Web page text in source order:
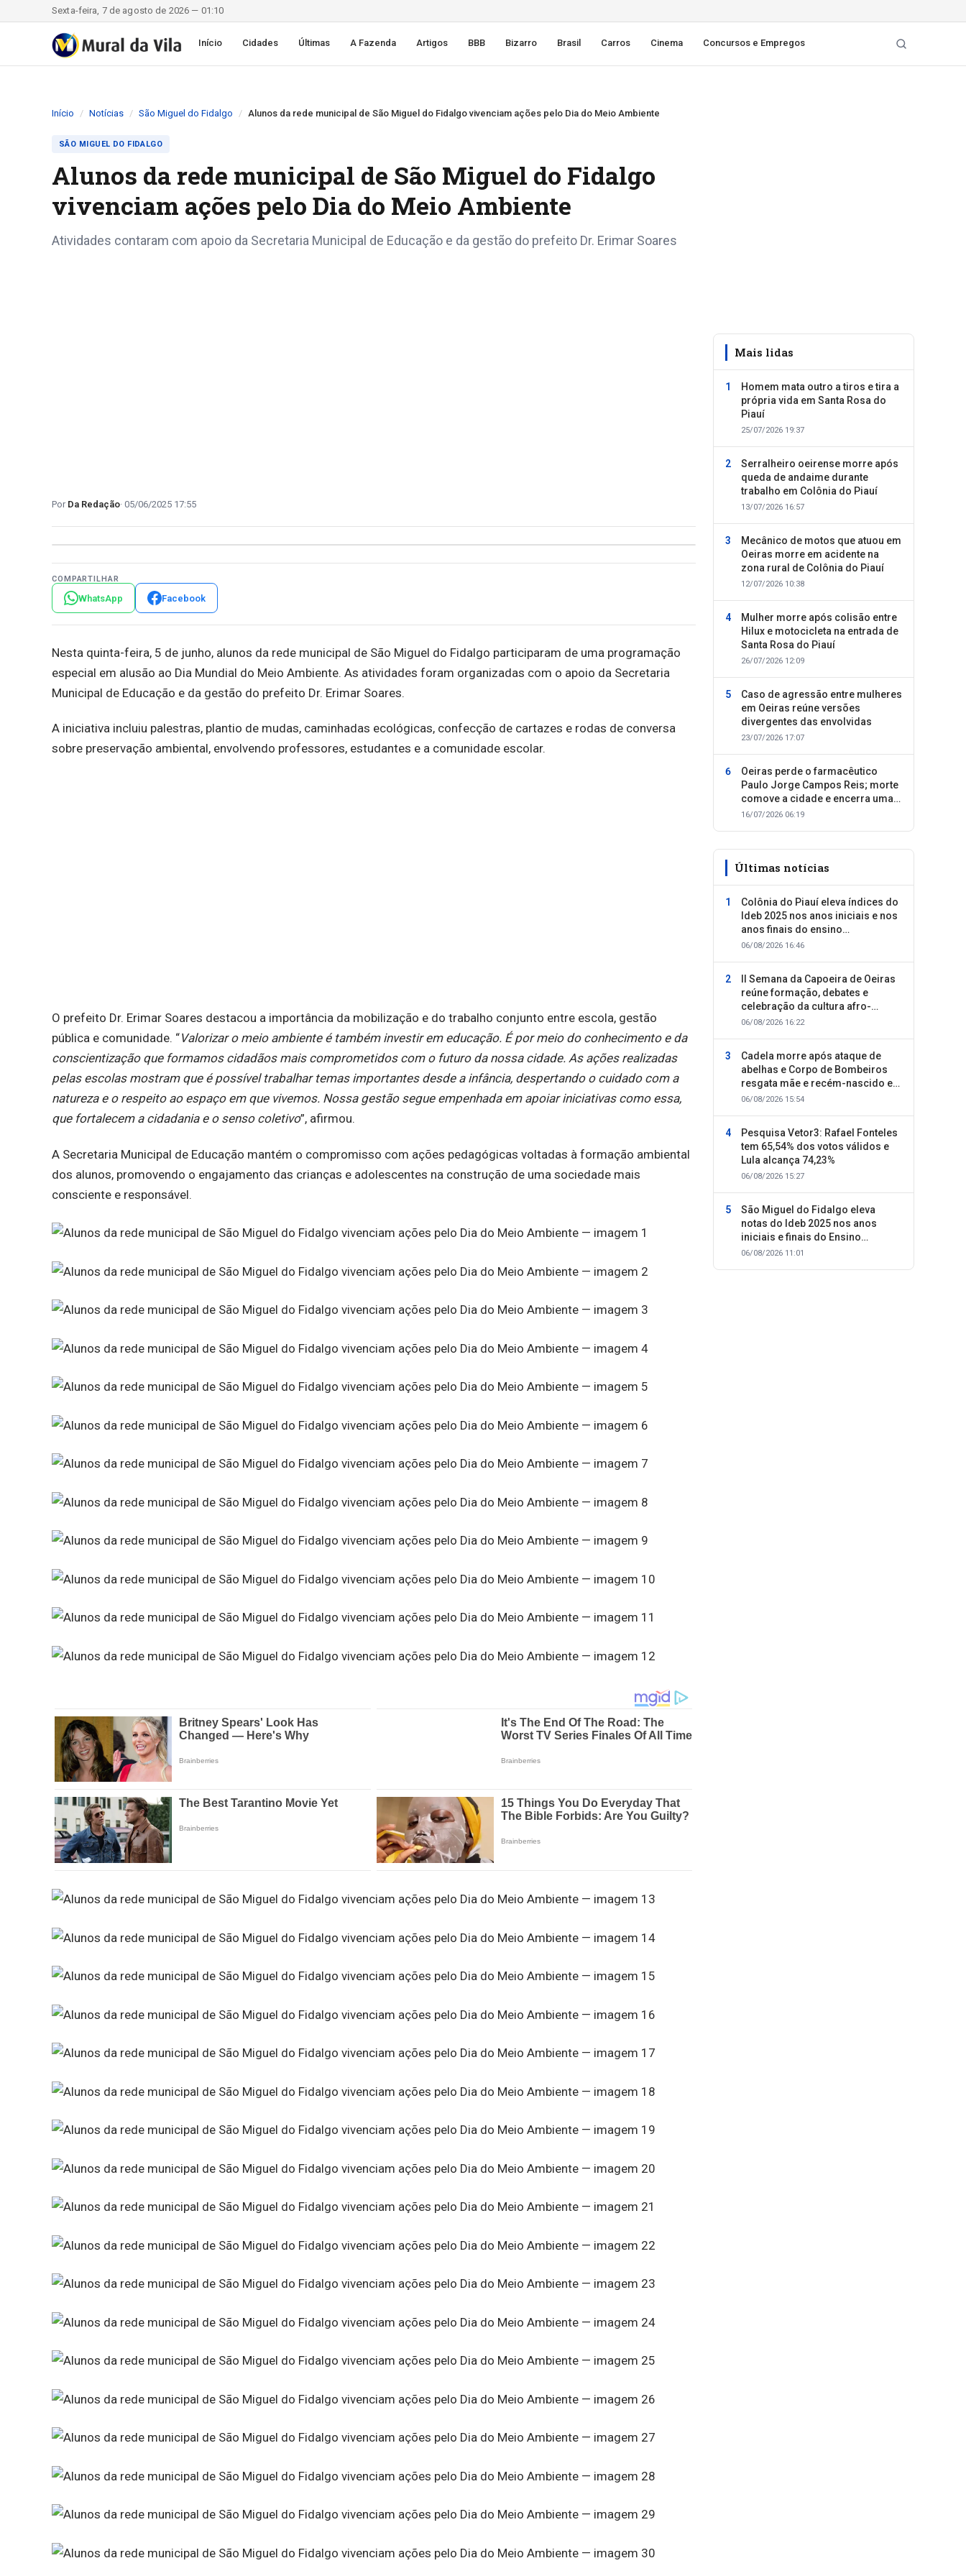
Sexta-feira, 7 de agosto de 2026 — 01:10
Início Cidades Últimas A Fazenda Artigos BBB Bizarro Brasil Carros Cinema Concursos e Empregos
Início Notícias São Miguel do Fidalgo Alunos da rede municipal de São Miguel do Fidalgo vivenciam ações pelo Dia do Meio Ambiente
SÃO MIGUEL DO FIDALGO
Alunos da rede municipal de São Miguel do Fidalgo
vivenciam ações pelo Dia do Meio Ambiente
Atividades contaram com apoio da Secretaria Municipal de Educação e da gestão do prefeito Dr. Erimar Soares
Da Redação 05/06/2025 17:55
COMPARTILHAR
WhatsApp Facebook
Nesta quinta-feira, 5 de junho, alunos da rede municipal de São Miguel do Fidalgo participaram de uma programação
especial em alusão ao Dia Mundial do Meio Ambiente. As atividades foram organizadas com o apoio da Secretaria
Municipal de Educação e da gestão do prefeito Dr. Erimar Soares.
A iniciativa incluiu palestras, plantio de mudas, caminhadas ecológicas, confecção de cartazes e rodas de conversa
sobre preservação ambiental, envolvendo professores, estudantes e a comunidade escolar.
O prefeito Dr. Erimar Soares destacou a importância da mobilização e do trabalho conjunto entre escola, gestão
pública e comunidade. “Valorizar o meio ambiente é também investir em educação. É por meio do conhecimento e da
conscientização que formamos cidadãos mais comprometidos com o futuro da nossa cidade. As ações realizadas
pelas escolas mostram que é possível trabalhar temas importantes desde a infância, despertando o cuidado com a
natureza e o respeito ao espaço em que vivemos. Nossa gestão segue empenhada em apoiar iniciativas como essa,
que fortalecem a cidadania e o senso coletivo”, afirmou.
A Secretaria Municipal de Educação mantém o compromisso com ações pedagógicas voltadas à formação ambiental
dos alunos, promovendo o engajamento das crianças e adolescentes na construção de uma sociedade mais
consciente e responsável.
Mais lidas
Homem mata outro a tiros e tira a
própria vida em Santa Rosa do
Piauí
25/07/2026 19:37
Serralheiro oeirense morre após
queda de andaime durante
trabalho em Colônia do Piauí
13/07/2026 16:57
Mecânico de motos que atuou em
Oeiras morre em acidente na
zona rural de Colônia do Piauí
12/07/2026 10:38
Mulher morre após colisão entre
Hilux e motocicleta na entrada de
Santa Rosa do Piauí
26/07/2026 12:09
Caso de agressão entre mulheres
em Oeiras reúne versões
divergentes das envolvidas
23/07/2026 17:07
Oeiras perde o farmacêutico
Paulo Jorge Campos Reis; morte
comove a cidade e encerra uma
trajetória dedicada ao cuidado
16/07/2026 06:19
Últimas notícias
Colônia do Piauí eleva índices do
Ideb 2025 nos anos iniciais e nos
anos finais do ensino
fundamental
06/08/2026 16:46
II Semana da Capoeira de Oeiras
reúne formação, debates e
celebração da cultura afro-
brasileira
06/08/2026 16:22
Cadela morre após ataque de
abelhas e Corpo de Bombeiros
resgata mãe e recém-nascido em
Oeiras
06/08/2026 15:54
Pesquisa Vetor3: Rafael Fonteles
tem 65,54% dos votos válidos e
Lula alcança 74,23%
06/08/2026 15:27
São Miguel do Fidalgo eleva
notas do Ideb 2025 nos anos
iniciais e finais do Ensino
Fundamental
06/08/2026 11:01